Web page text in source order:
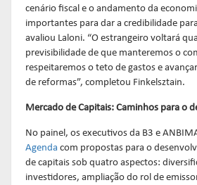
cenário fiscal e o andamento da
importantes para dar a credibilidade
avaliou Laloni. “O estrangeiro voltará
previsibilidade de que manteremos o
respeitaremos o teto de gastos e
de reformas”, completou Finkelsztain.
Mercado de Capitais: Caminhos para o
No painel, os executivos da B3 e
Agenda com propostas para o
de capitais sob quatro aspectos:
investidores, ampliação do rol de